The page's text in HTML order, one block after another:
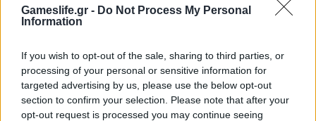
Gameslife.gr - Do Not Process My Personal
Information
If you wish to opt-out of the sale, sharing to third parties, or
processing of your personal or sensitive information for
targeted advertising by us, please use the below opt-out
section to confirm your selection. Please note that after your
opt-out request is processed you may continue seeing
Assassin's Creed
Uplay